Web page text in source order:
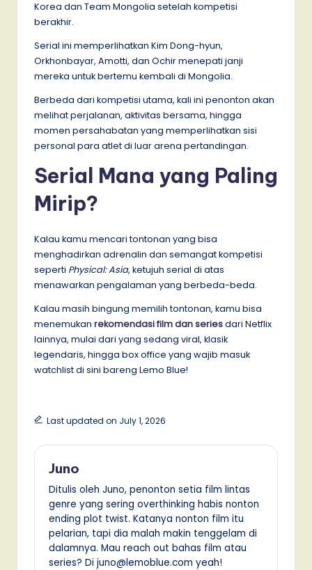
Korea dan Team Mongolia setelah kompetisi
berakhir.
Serial ini memperlihatkan Kim Dong-hyun,
Orkhonbayar, Amotti, dan Ochir menepati janji
mereka untuk bertemu kembali di Mongolia.
Berbeda dari kompetisi utama, kali ini penonton akan
melihat perjalanan, aktivitas bersama, hingga
momen persahabatan yang memperlihatkan sisi
personal para atlet di luar arena pertandingan.
Serial Mana yang Paling
Mirip?
Kalau kamu mencari tontonan yang bisa
menghadirkan adrenalin dan semangat kompetisi
seperti Physical: Asia, ketujuh serial di atas
menawarkan pengalaman yang berbeda-beda.
Kalau masih bingung memilih tontonan, kamu bisa
menemukan rekomendasi film dan seriesdari Netflix
lainnya, mulai dari yang sedang viral, klasik
legendaris, hingga box office yang wajib masuk
watchlist di sini bareng Lemo Blue!
Last updated on July 1, 2026
Juno
Ditulis oleh Juno, penonton setia film lintas
genre yang sering overthinking habis nonton
ending plot twist. Katanya nonton film itu
pelarian, tapi dia malah makin tenggelam di
dalamnya. Mau reach out bahas film atau
series? Di juno@lemoblue.com yeah!